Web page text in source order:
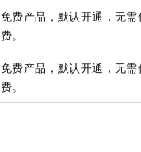
免费产品，默认开通，无需
费。
免费产品，默认开通，无需
费。